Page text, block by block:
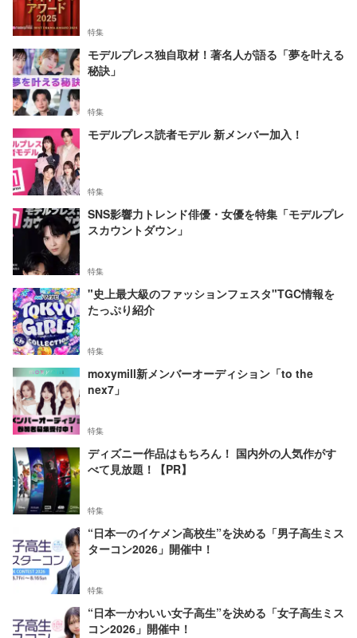
特集
モデルプレス独自取材！著名人が語る「夢を叶える
秘訣」
特集
モデルプレス読者モデル 新メンバー加入！
特集
SNS影響力トレンド俳優・女優を特集「モデルプレ
スカウントダウン」
特集
"史上最大級のファッションフェスタ"TGC情報を
たっぷり紹介
特集
moxymill新メンバーオーディション「to the
nex7」
特集
ディズニー作品はもちろん！ 国内外の人気作がす
べて見放題！【PR】
特集
“日本一のイケメン高校生”を決める「男子高生ミス
ターコン2026」開催中！
特集
“日本一かわいい女子高生”を決める「女子高生ミス
コン2026」開催中！